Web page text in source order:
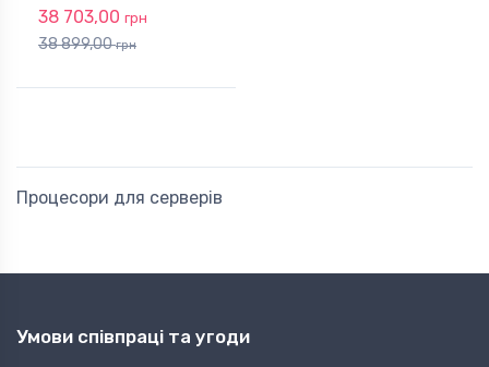
38 703,00 грн
38 899,00грн
Процесори для серверів
Умови співпраці та угоди